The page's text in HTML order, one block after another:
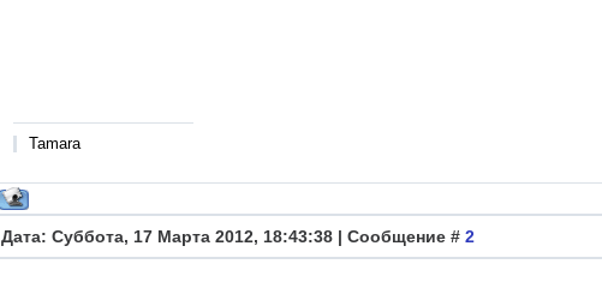
Tamara
Дата: Суббота, 17 Марта 2012, 18:43:38 | Сообщение # 2